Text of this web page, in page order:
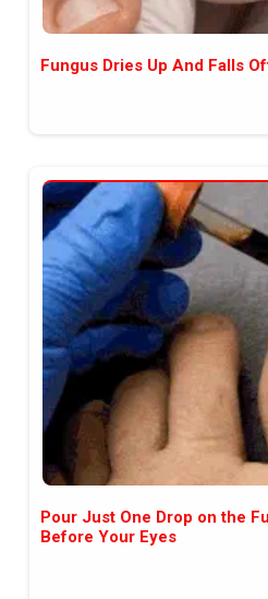
Fungus Dries Up And Falls
Pour Just One Drop on the
Before Your Eyes